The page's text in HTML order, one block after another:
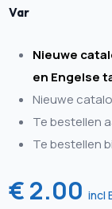
Var
Nieuwe
en Engelse
Nieuwe
Te bestellen
Te bestellen
€ 2.00incl